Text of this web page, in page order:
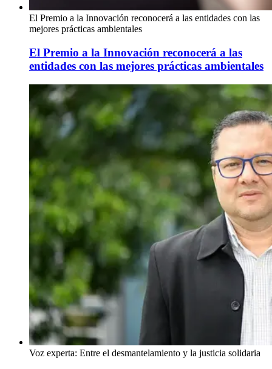
El Premio a la Innovación reconocerá a las entidades con las
mejores prácticas ambientales
El Premio a la Innovación reconocerá a las
entidades con las mejores prácticas ambientales
Voz experta: Entre el desmantelamiento y la justicia solidaria